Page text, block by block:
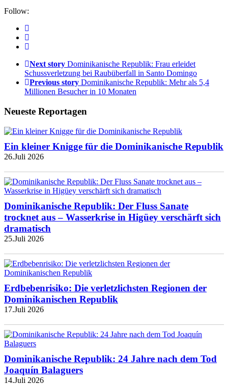
Follow:
Next story Dominikanische Republik: Frau erleidet
Schussverletzung bei Raubüberfall in Santo Domingo
Previous story Dominikanische Republik: Mehr als 5,4
Millionen Besucher in 10 Monaten
Neueste Reportagen
Ein kleiner Knigge für die Dominikanische Republik
26.Juli 2026
Dominikanische Republik: Der Fluss Sanate
trocknet aus – Wasserkrise in Higüey verschärft sich
dramatisch
25.Juli 2026
Erdbebenrisiko: Die verletzlichsten Regionen der
Dominikanischen Republik
17.Juli 2026
Dominikanische Republik: 24 Jahre nach dem Tod
Joaquín Balaguers
14.Juli 2026